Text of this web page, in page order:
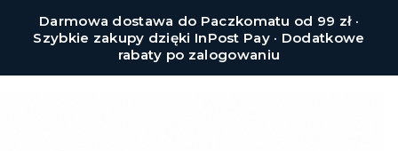
Darmowa dostawa do Paczkomatu od 99 zł ·
Szybkie zakupy dzięki InPost Pay · Dodatkowe
rabaty po zalogowaniu